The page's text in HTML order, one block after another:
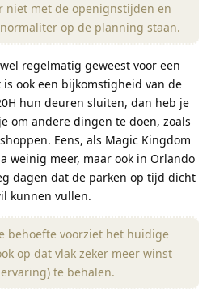
niet met de openignstijden en
op de planning staan.
regelmatig geweest voor een
ook een bijkomstigheid van de
hun deuren sluiten, dan heb je
om andere dingen te doen, zoals
Eens, als Magic Kingdom
weinig meer, maar ook in Orlando
dagen dat de parken op tijd dicht
kunnen vullen.
behoefte voorziet het huidige
op dat vlak zeker meer winst
te behalen.